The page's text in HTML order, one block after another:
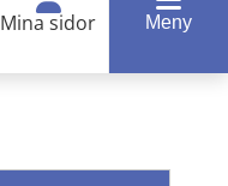
Mina sidor Meny